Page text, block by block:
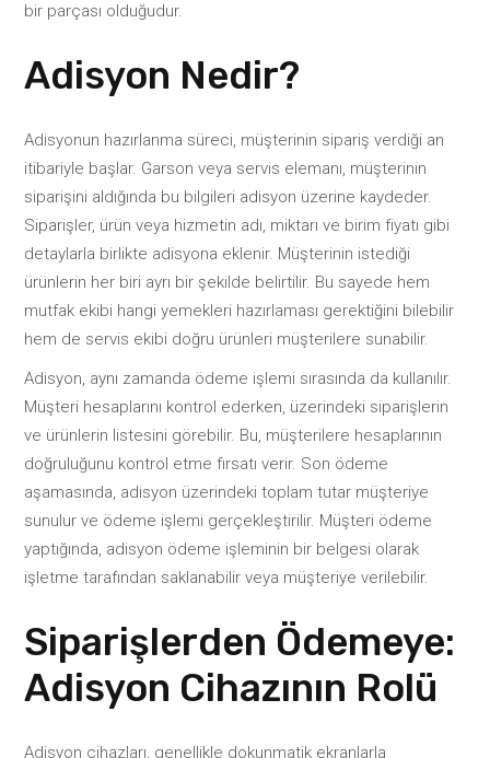
bir parçası olduğudur.
Adisyon Nedir?
Adisyonun hazırlanma süreci, müşterinin sipariş verdiği an
itibariyle başlar. Garson veya servis elemanı, müşterinin
siparişini aldığında bu bilgileri adisyon üzerine kaydeder.
Siparişler, ürün veya hizmetin adı, miktarı ve birim fiyatı gibi
detaylarla birlikte adisyona eklenir. Müşterinin istediği
ürünlerin her biri ayrı bir şekilde belirtilir. Bu sayede hem
mutfak ekibi hangi yemekleri hazırlaması gerektiğini bilebilir
hem de servis ekibi doğru ürünleri müşterilere sunabilir.
Adisyon, aynı zamanda ödeme işlemi sırasında da kullanılır.
Müşteri hesaplarını kontrol ederken, üzerindeki siparişlerin
ve ürünlerin listesini görebilir. Bu, müşterilere hesaplarının
doğruluğunu kontrol etme fırsatı verir. Son ödeme
aşamasında, adisyon üzerindeki toplam tutar müşteriye
sunulur ve ödeme işlemi gerçekleştirilir. Müşteri ödeme
yaptığında, adisyon ödeme işleminin bir belgesi olarak
işletme tarafından saklanabilir veya müşteriye verilebilir.
Siparişlerden Ödemeye:
Adisyon Cihazının Rolü
Adisyon cihazları, genellikle dokunmatik ekranlarla